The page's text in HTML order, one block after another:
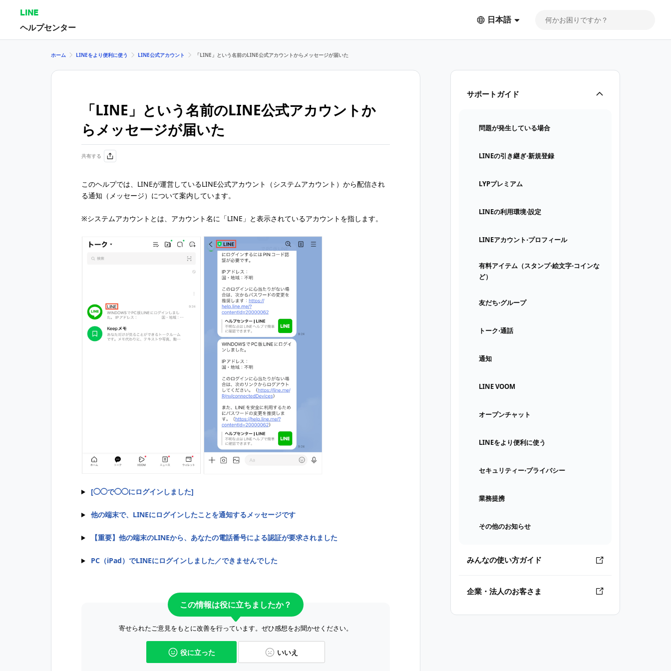
LINE
ヘルプセンター
日本語
サポートガイド
問題が発生している場合
LINEの引き継ぎ⋅新規登録
LYPプレミアム
LINEの利用環境⋅設定
LINEアカウント⋅プロフィール
有料アイテム（スタンプ⋅絵文字⋅コインな
ど）
友だち⋅グループ
トーク⋅通話
通知
LINE VOOM
オープンチャット
LINEをより便利に使う
セキュリティー⋅プライバシー
業務提携
その他のお知らせ
みんなの使い方ガイド
企業・法人のお客さま
ホーム LINEをより便利に使う LINE公式アカウント 「LINE」という名前のLINE公式アカウントからメッセージが届いた
「LINE」という名前のLINE公式アカウントか
らメッセージが届いた
共有する
このヘルプでは、LINEが運営しているLINE公式アカウント（システムアカウント）から配信され
る通知（メッセージ）について案内しています。
※システムアカウントとは、アカウント名に「LINE」と表示されているアカウントを指します。
[◯◯で◯◯にログインしました]
他の端末で、LINEにログインしたことを通知するメッセージです
【重要】他の端末のLINEから、あなたの電話番号による認証が要求されました
PC（iPad）でLINEにログインしました／できませんでした
この情報は役に立ちましたか？
寄せられたご意見をもとに改善を行っています。ぜひ感想をお聞かせください。
役に立った いいえ